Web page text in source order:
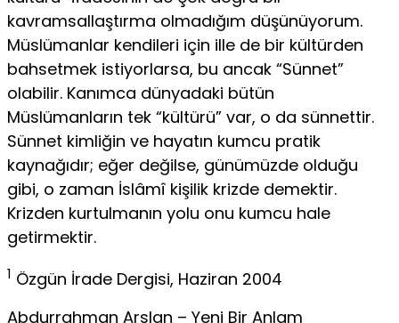
kavramsallaş­tırma olmadığım düşünüyorum.
Müslümanlar kendileri için ille de bir kültürden
bahsetmek istiyorlarsa, bu ancak “Sünnet”
olabilir. Ka­nımca dünyadaki bütün
Müslümanların tek “kültürü” var, o da sün­nettir.
Sünnet kimliğin ve hayatın kumcu pratik
kaynağıdır; eğer de­ğilse, günümüzde olduğu
gibi, o zaman İslâmî kişilik krizde demektir.
Krizden kurtulmanın yolu onu kumcu hale
getirmektir.
1 Özgün İrade Dergisi, Haziran 2004
Abdurrahman Arslan – Yeni Bir Anlam